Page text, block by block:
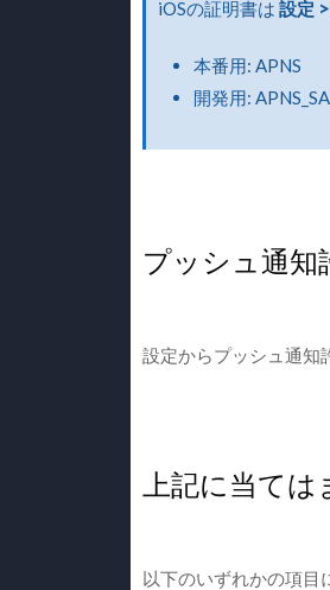
iOSの証明書は 設定
本番用: APNS
開発用:
プッシュ通知
設定からプッシュ通知
上記に当て
以下のいずれかの項目